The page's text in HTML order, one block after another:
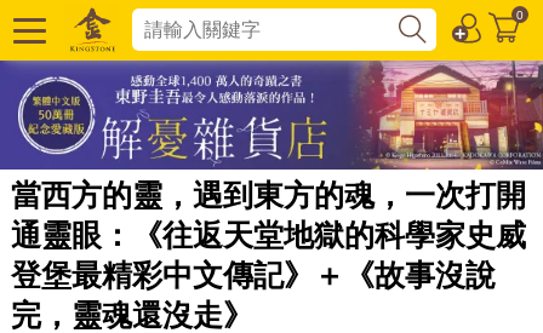
0
當西方的靈，遇到東方的魂，一次打開
通靈眼：《往返天堂地獄的科學家史威
登堡最精彩中文傳記》＋《故事沒說
完，靈魂還沒走》